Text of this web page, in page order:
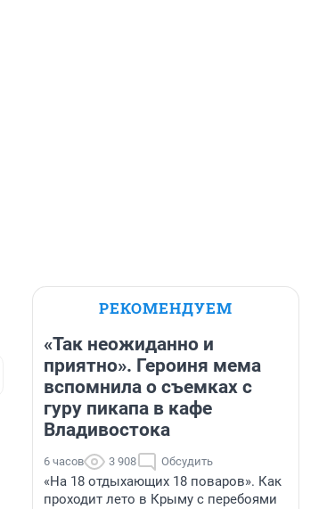
РЕКОМЕНДУЕМ
«Так неожиданно и
приятно». Героиня мема
вспомнила о съемках с
гуру пикапа в кафе
Владивостока
6 часов 3 908 Обсудить
«На 18 отдыхающих 18 поваров». Как
проходит лето в Крыму с перебоями